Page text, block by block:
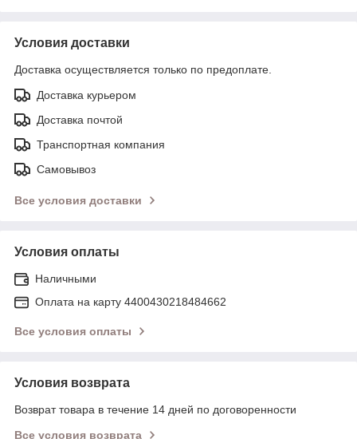
Условия доставки
Доставка осуществляется только по предоплате.
Доставка курьером
Доставка почтой
Транспортная компания
Самовывоз
Все условия доставки
Условия оплаты
Наличными
Оплата на карту 4400430218484662
Все условия оплаты
Условия возврата
Возврат товара в течение 14 дней по договоренности
Все условия возврата